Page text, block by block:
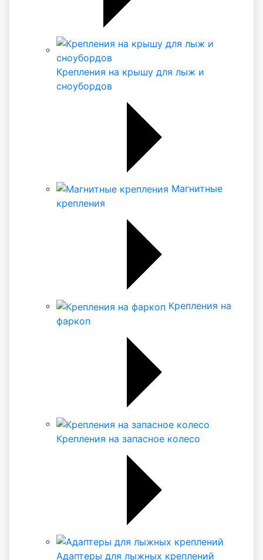
Крепления на крышу для лыж и
сноубордов
Магнитные
крепления
Крепления на
фаркоп
Крепления на запасное колесо
Адаптеры для лыжных креплений